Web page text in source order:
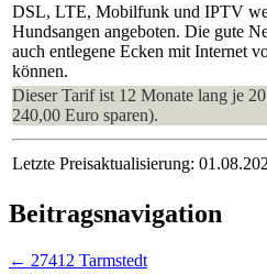
DSL, LTE, Mobilfunk und IPTV
Hundsangen angeboten. Die gute
auch entlegene Ecken mit Internet
können.
Dieser Tarif ist 12 Monate lang je
240,00 Euro sparen).
Letzte Preisaktualisierung:
Beitragsnavigation
← 27412 Tarmstedt